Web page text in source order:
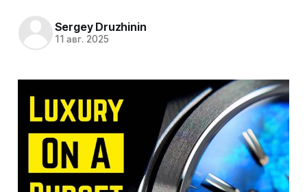
Sergey Druzhinin
11 авг. 2025